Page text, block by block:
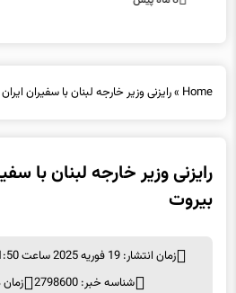
Home
»رایزنی وزیر خارجه لبنان با سفیران
رایزنی وزیر خارجه لبنان با
بیروت
زمان انتشار: 19 فوریه 2025 ساعت 11:50
شناسه خبر: 2798600
زمان